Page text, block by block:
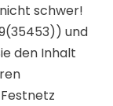
schwer!
und
den Inhalt